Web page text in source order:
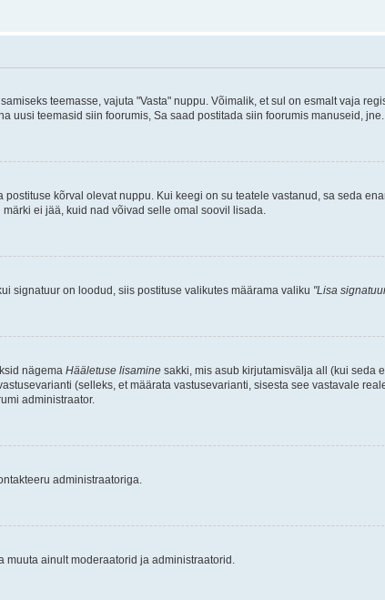
teemasse, vajuta "Vasta" nuppu. Võimalik, et sul on esmalt vaja
uusi teemasid siin foorumis, Sa saad postitada siin foorumis manuseid, jne.
kõrval olevat nuppu. Kui keegi on su teatele vastanud, sa seda
ei jää, kuid nad võivad selle omal soovil lisada.
signatuur on loodud, siis postituse valikutes määrama valiku "Lisa
nägema Hääletuse lisamine sakki, mis asub kirjutamisvälja all (kui seda
(selleks, et määrata vastusevarianti, sisesta see vastavale
administraator.
administraatoriga.
ainult moderaatorid ja administraatorid.